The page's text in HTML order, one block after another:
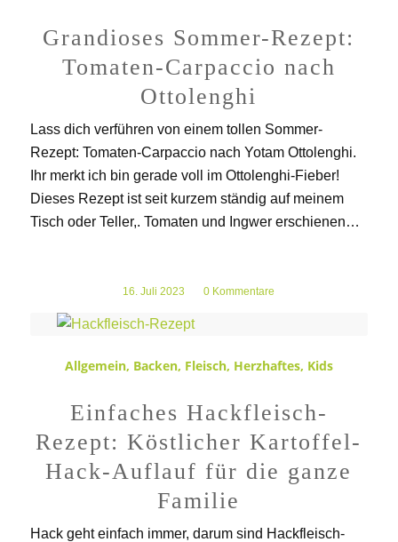
Grandioses Sommer-Rezept:
Tomaten-Carpaccio nach
Ottolenghi
Lass dich verführen von einem tollen Sommer-
Rezept: Tomaten-Carpaccio nach Yotam Ottolenghi.
Ihr merkt ich bin gerade voll im Ottolenghi-Fieber!
Dieses Rezept ist seit kurzem ständig auf meinem
Tisch oder Teller,. Tomaten und Ingwer erschienen…
16. Juli 2023
/ 0 Kommentare
Allgemein, Backen, Fleisch, Herzhaftes, Kids
Einfaches Hackfleisch-
Rezept: Köstlicher Kartoffel-
Hack-Auflauf für die ganze
Familie
Hack geht einfach immer, darum sind Hackfleisch-